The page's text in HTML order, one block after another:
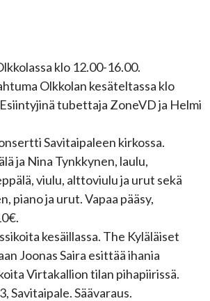
klo 12.00-16.00.
Olkkolan kesäteltassa klo
tubettaja ZoneVD ja Helmi
Savitaipaleen kirkossa.
ja Nina Tynkkynen, laulu,
viulu, alttoviulu ja urut sekä
piano ja urut. Vapaa pääsy,
kesäillassa. The Kyläläiset
Joonas Saira esittää ihania
Virtakallion tilan pihapiirissä.
Savitaipale. Säävaraus.